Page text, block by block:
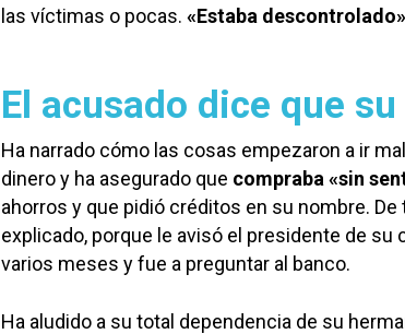
las víctimas o pocas. «Estaba descontrolado»
El acusado dice que
Ha narrado cómo las cosas empezaron a ir
dinero y ha asegurado que compraba «sin
ahorros y que pidió créditos en su nombre.
explicado, porque le avisó el presidente de
varios meses y fue a preguntar al banco.
Ha aludido a su total dependencia de su